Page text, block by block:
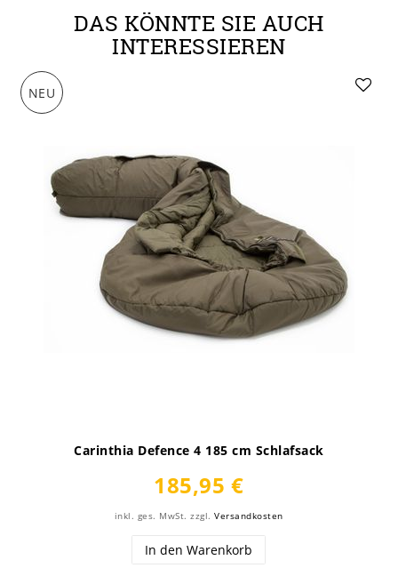
DAS KÖNNTE SIE AUCH
INTERESSIEREN
NEU
Carinthia Defence 4 185 cm Schlafsack
185,95 €
inkl. ges. MwSt. zzgl.Versandkosten
In den Warenkorb